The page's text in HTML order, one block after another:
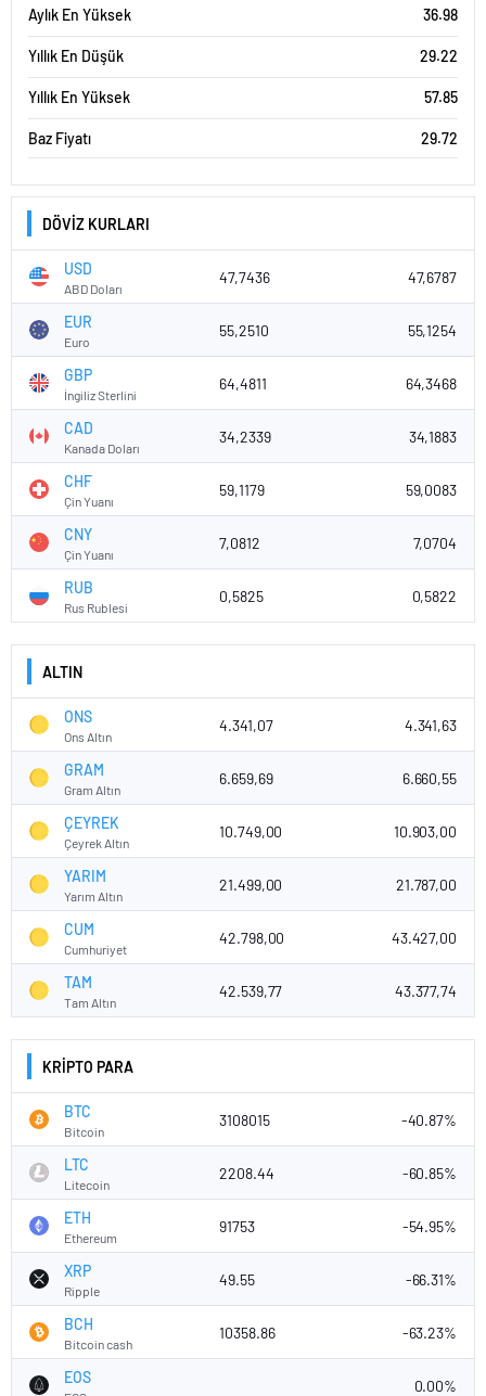
Aylık En Yüksek 36.98
Yıllık En Düşük 29.22
Yıllık En Yüksek 57.85
Baz Fiyatı 29.72
DÖVİZ KURLARI
USD
ABD Doları
47,7436 47,6787
EUR
Euro
55,2510 55,1254
GBP
İngiliz Sterlini
64,4811 64,3468
CAD
Kanada Doları
34,2339 34,1883
CHF
Çin Yuanı
59,1179 59,0083
CNY
Çin Yuanı
7,0812 7,0704
RUB
Rus Rublesi
0,5825 0,5822
ALTIN
ONS
Ons Altın
4.341,07 4.341,63
GRAM
Gram Altın
6.659,69 6.660,55
ÇEYREK
Çeyrek Altın
10.749,00 10.903,00
YARIM
Yarım Altın
21.499,00 21.787,00
CUM
Cumhuriyet
42.798,00 43.427,00
TAM
Tam Altın
42.539,77 43.377,74
KRİPTO PARA
BTC
Bitcoin
3108015 -40.87%
LTC
Litecoin
2208.44 -60.85%
ETH
Ethereum
91753 -54.95%
XRP
Ripple
49.55 -66.31%
BCH
Bitcoin cash
10358.86 -63.23%
EOS 0.00%